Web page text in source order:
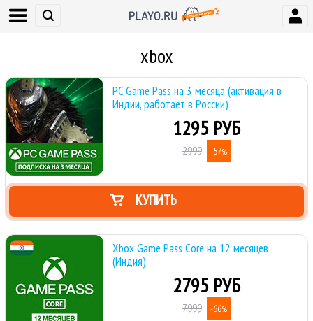
xbox
PC Game Pass на 3 месяца (активация в
Индии, работает в России)
1295 РУБ
2999 -57%
КУПИТЬ
Xbox Game Pass Core на 12 месяцев
(Индия)
2795 РУБ
7999 -66%